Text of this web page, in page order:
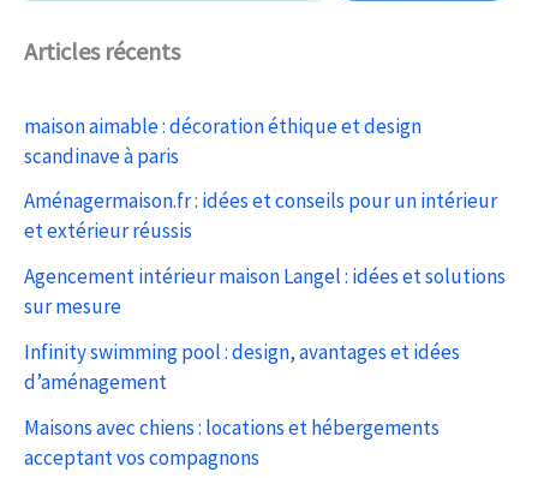
Articles récents
maison aimable : décoration éthique et design
scandinave à paris
Aménagermaison.fr : idées et conseils pour un intérieur
et extérieur réussis
Agencement intérieur maison Langel : idées et solutions
sur mesure
Infinity swimming pool : design, avantages et idées
d’aménagement
Maisons avec chiens : locations et hébergements
acceptant vos compagnons